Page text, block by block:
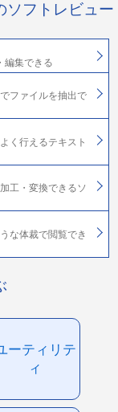
ソフトレビュー
編集できる
ファイルを抽出で
く行えるテキスト
工・変換できるソ
な体裁で閲覧でき
ーティリテ
ィ